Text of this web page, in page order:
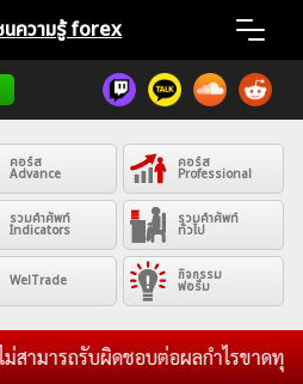
นความรู้ forex
คอร์ส
Advance
คอร์ส
Professional
รวมคำศัพท์
Indicators
รวมคำศัพท์
ทั่วไป
WelTrade กิจกรรม
ฟอรั่ม
ารถรับผิดชอบต่อผลกำไรขาดทุนของ